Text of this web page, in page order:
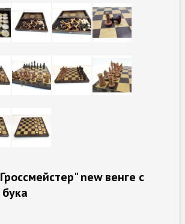
new венге с